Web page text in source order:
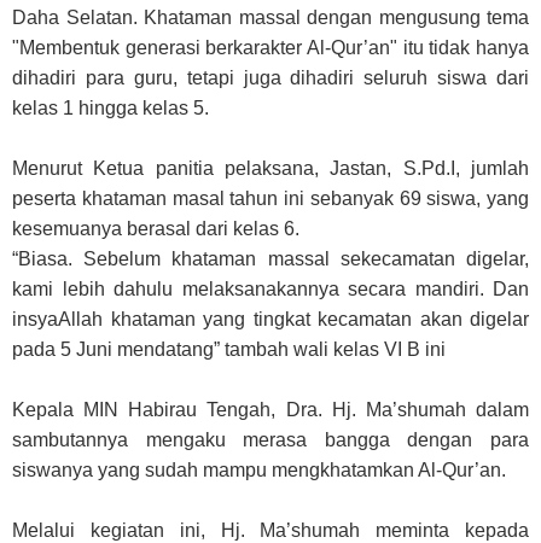
Daha Selatan. Khataman massal dengan mengusung tema
"Membentuk generasi berkarakter Al-Qur’an" itu tidak hanya
dihadiri para guru, tetapi juga dihadiri seluruh siswa dari
kelas 1 hingga kelas 5.
Menurut Ketua panitia pelaksana, Jastan, S.Pd.I, jumlah
peserta khataman masal tahun ini sebanyak 69 siswa, yang
kesemuanya berasal dari kelas 6.
“Biasa. Sebelum khataman massal sekecamatan digelar,
kami lebih dahulu melaksanakannya secara mandiri. Dan
insyaAllah khataman yang tingkat kecamatan akan digelar
pada 5 Juni mendatang” tambah wali kelas VI B ini
Kepala MIN Habirau Tengah, Dra. Hj. Ma’shumah dalam
sambutannya mengaku merasa bangga dengan para
siswanya yang sudah mampu mengkhatamkan Al-Qur’an.
Melalui kegiatan ini, Hj. Ma’shumah meminta kepada